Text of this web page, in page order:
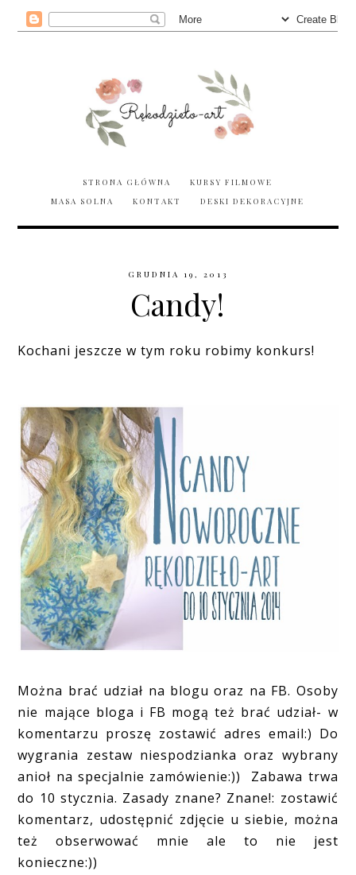
STRONA GŁÓWNA
KURSY FILMOWE
MASA SOLNA
KONTAKT DESKI DEKORACYJNE
GRUDNIA 19, 2013
Candy!
Kochani jeszcze w tym roku robimy konkurs!
Można brać udział na blogu oraz na FB. Osoby
nie mające bloga i FB mogą też brać udział- w
komentarzu proszę zostawić adres email:) Do
wygrania zestaw niespodzianka oraz wybrany
anioł na specjalnie zamówienie:)) Zabawa trwa
do 10 stycznia. Zasady znane? Znane!: zostawić
komentarz, udostępnić zdjęcie u siebie, można
też obserwować mnie ale to nie jest
konieczne:))